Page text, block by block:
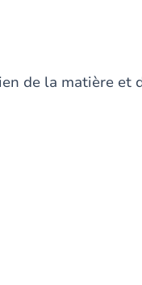
de la matière et